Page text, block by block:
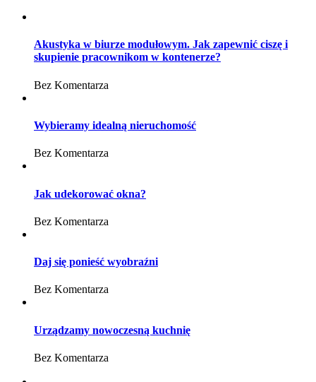
Akustyka w biurze modułowym. Jak zapewnić ciszę i
skupienie pracownikom w kontenerze?
Bez Komentarza
Wybieramy idealną nieruchomość
Bez Komentarza
Jak udekorować okna?
Bez Komentarza
Daj się ponieść wyobraźni
Bez Komentarza
Urządzamy nowoczesną kuchnię
Bez Komentarza